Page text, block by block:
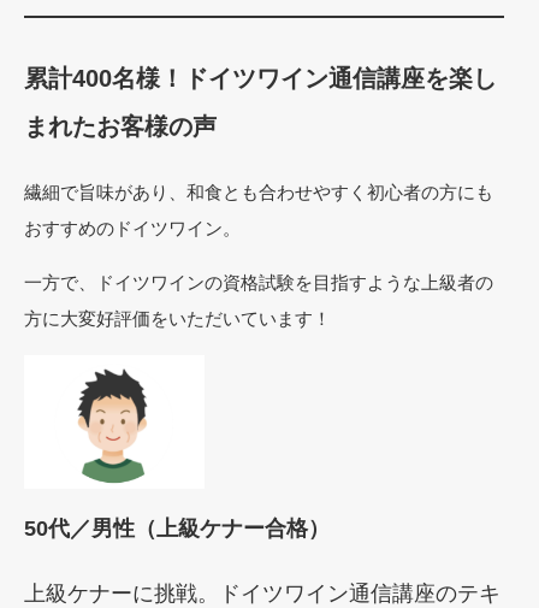
累計400名様！ドイツワイン通信講座を楽し
まれたお客様の声
繊細で旨味があり、和食とも合わせやすく初心者の方にも
おすすめのドイツワイン。
一方で、ドイツワインの資格試験を目指すような上級者の
方に大変好評価をいただいています！
50代／男性（上級ケナー合格）
上級ケナーに挑戦。ドイツワイン通信講座のテキ